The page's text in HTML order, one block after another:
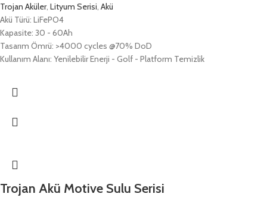
Trojan Aküler, Lityum Serisi, Akü
Akü Türü: LiFePO4
Kapasite: 30 - 60Ah
Tasarım Ömrü: >4000 cycles @70% DoD
Kullanım Alanı: Yenilebilir Enerji - Golf - Platform Temizlik
Trojan Akü Motive Sulu Serisi